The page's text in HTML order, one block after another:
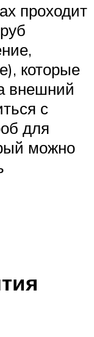
проходит
которые
внешний
с
для
можно